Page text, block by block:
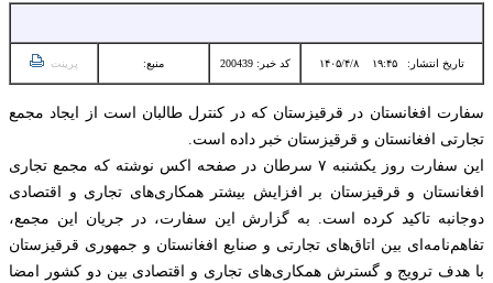
تاریخ انتشار: ۱۹:۴۵ ۱۴۰۵/۴/۸ کد خبر: 200439 منبع: پرینت
سفارت افغانستان در قرقیزستان که در کنترل طالبان است از ایجاد مجمع
تجارتی افغانستان و قرقیزستان خبر داده است.
این سفارت روز یکشنبه ۷ سرطان در صفحه اکس نوشته که مجمع تجاری
افغانستان و قرقیزستان بر افزایش بیشتر همکاری‌های تجاری و اقتصادی
دوجانبه تاکید کرده است. به گزارش این سفارت، در جریان این مجمع،
تفاهم‌نامه‌ای بین اتاق‌های تجارتی و صنایع افغانستان و جمهوری قرقیزستان
با هدف ترویج و گسترش همکاری‌های تجاری و اقتصادی بین دو کشور امضا